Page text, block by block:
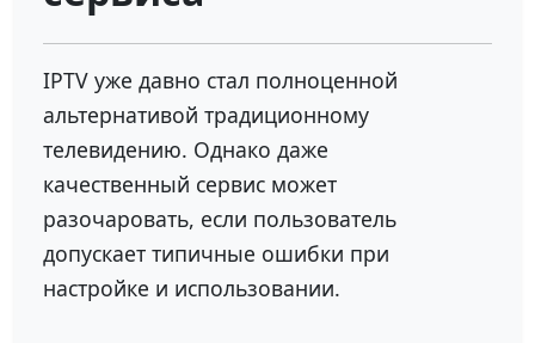
IPTV уже давно стал полноценной
альтернативой традиционному
телевидению. Однако даже
качественный сервис может
разочаровать, если пользователь
допускает типичные ошибки при
настройке и использовании.